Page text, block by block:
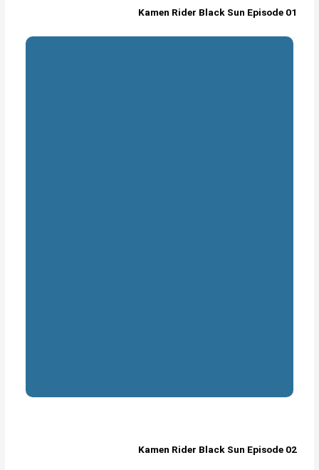
Kamen Rider Black Sun Episode 01
Kamen Rider Black Sun Episode 02